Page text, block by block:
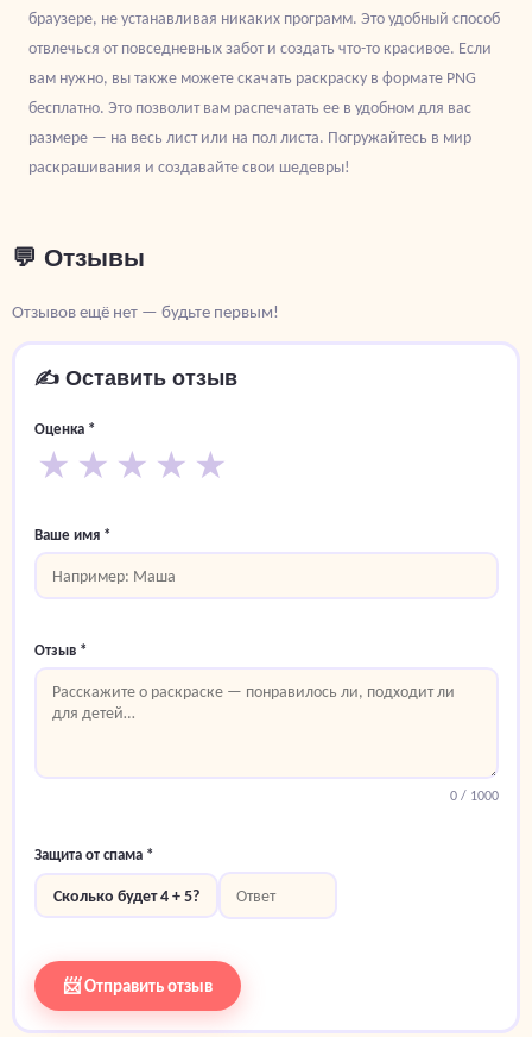
браузере, не устанавливая никаких программ. Это удобный способ
отвлечься от повседневных забот и создать что-то красивое. Если
вам нужно, вы также можете скачать раскраску в формате PNG
бесплатно. Это позволит вам распечатать ее в удобном для вас
размере — на весь лист или на пол листа. Погружайтесь в мир
раскрашивания и создавайте свои шедевры!
💬 Отзывы
Отзывов ещё нет — будьте первым!
✍️ Оставить отзыв
Оценка *
★ ★ ★ ★ ★
Ваше имя *
Отзыв *
0/ 1000
Защита от спама *
Сколько будет 4 + 5?
📨 Отправить отзыв